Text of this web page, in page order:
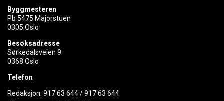
Byggmesteren
Pb 5475 Majorstuen
0305 Oslo
Besøksadresse
Sørkedalsveien 9
0368 Oslo
Telefon
Redaksjon: 917 63 644/917 63 644